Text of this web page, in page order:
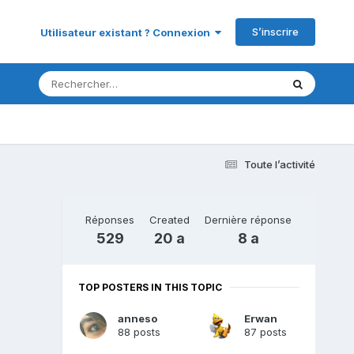
Utilisateur existant ? Connexion S’inscrire
Toute l’activité
Réponses
529
Created
20 a
Dernière réponse
8 a
TOP POSTERS IN THIS TOPIC
anneso
88 posts
Erwan
87 posts